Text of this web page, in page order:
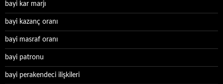
bayi kar marjı
bayi kazanç oranı
bayi masraf oranı
bayi patronu
bayi perakendeci ilişkileri